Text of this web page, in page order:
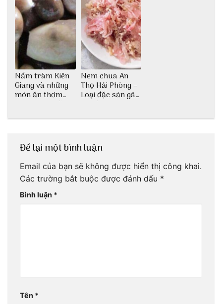
Nấm tràm Kiên
Giang và những
món ăn thơm
ngon khó cưỡng
Nem chua An
Thọ Hải Phòng –
Loại đặc sản gây
nghiện
Để lại một bình luận
Email của bạn sẽ không được hiển thị công khai.
Các trường bắt buộc được đánh dấu *
Bình luận *
Tên *